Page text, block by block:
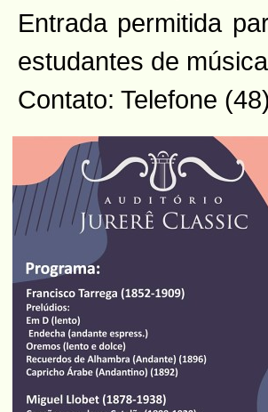
Entrada permitida
estudantes de
Contato: Telefone